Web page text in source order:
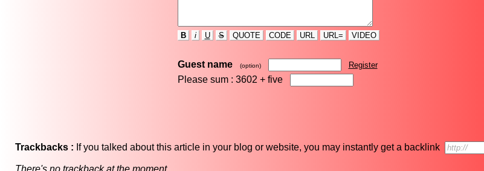
B i U S QUOTE CODE URL URL= VIDEO
Guest name (option) Register
Please sum : 3602 + five
Trackbacks : If you talked about this article in your blog or website, you may instantly get a backlink